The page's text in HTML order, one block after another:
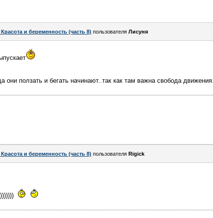
и беременность (часть 8) пользователя Лисуня
они ползать и бегать начинают..так как там важна свобода
и беременность (часть 8) пользователя Rigick